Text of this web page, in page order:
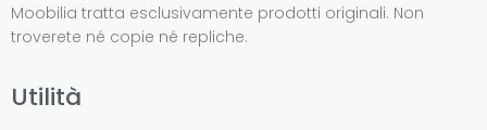
Moobilia tratta esclusivamente prodotti originali. Non
troverete né copie né repliche.
Utilità